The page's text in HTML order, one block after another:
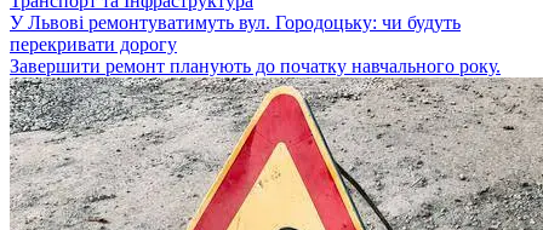
У Львові ремонтуватимуть вул. Городоцьку: чи будуть
перекривати дорогу
Завершити ремонт планують до початку навчального року.